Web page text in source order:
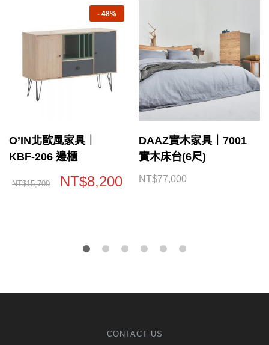
- 48%
O’IN北歐風家具｜
KBF-206 邊櫃
NT$15,700 NT$8,200
DAAZ實木家具｜7001
實木床台(6尺)
NT$77,000
CONTACT US